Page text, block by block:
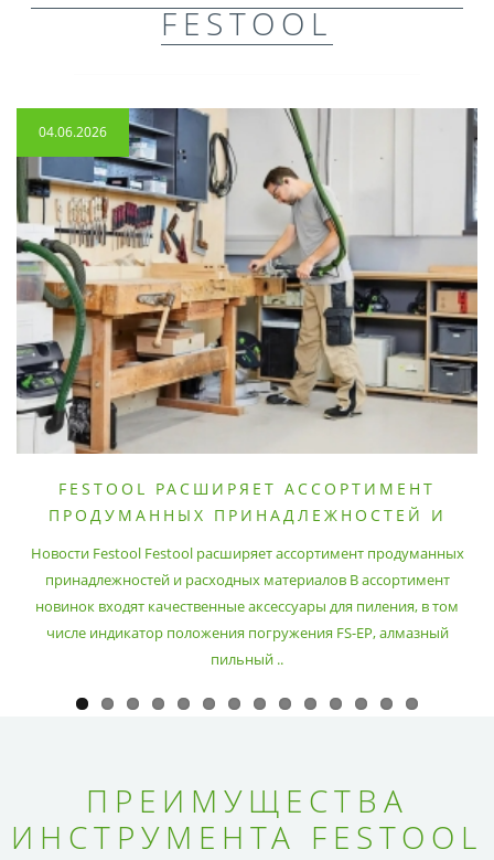
FESTOOL
04.06.2026
FESTOOL РАСШИРЯЕТ АССОРТИМЕНТ
ПРОДУМАННЫХ ПРИНАДЛЕЖНОСТЕЙ И
Новости Festool Festool расширяет ассортимент продуманных
принадлежностей и расходных материалов В ассортимент
новинок входят качественные аксессуары для пиления, в том
числе индикатор положения погружения FS-EP, алмазный
пильный ..
ПРЕИМУЩЕСТВА
ИНСТРУМЕНТА FESTOOL